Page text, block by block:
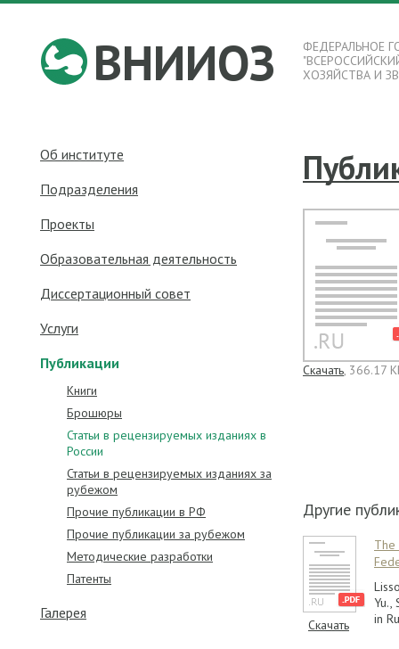
ВНИИОЗ
ФЕДЕРАЛЬНОЕ
ХОЗЯЙСТВА И
Скачать, 366.17
Другие
Скачать
The
Yu.,
in
Об институте
Подразделения
Проекты
Образовательная деятельность
Диссертационный совет
Услуги
Публикации
Книги
Брошюры
Статьи в рецензируемых изданиях в
России
Статьи в рецензируемых изданиях за
рубежом
Прочие публикации в РФ
Прочие публикации за рубежом
Методические разработки
Патенты
Галерея